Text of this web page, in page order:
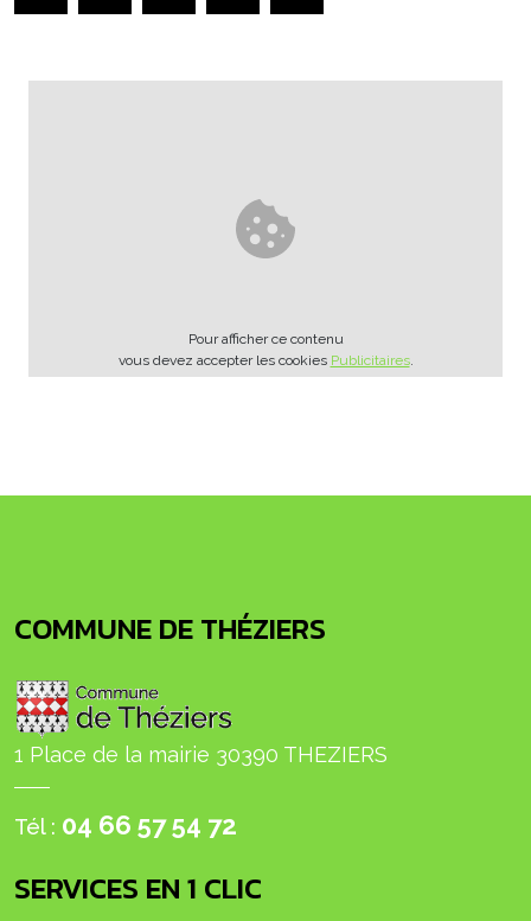
Pour afficher ce contenu
vous devez accepter les cookies Publicitaires.
COMMUNE DE THÉZIERS
1 Place de la mairie 30390 THEZIERS
Tél : 04 66 57 54 72
SERVICES EN 1 CLIC